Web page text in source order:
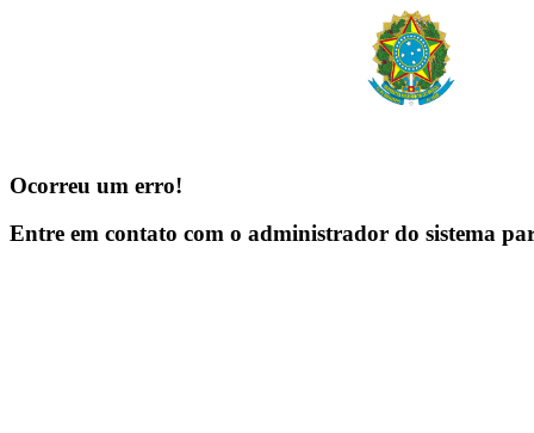
Ocorreu um erro!
Entre em contato com o administrador do sistema